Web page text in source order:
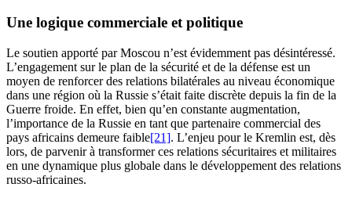
Une logique commerciale et politique
Le soutien apporté par Moscou n’est évidemment pas désintéressé.
L’engagement sur le plan de la sécurité et de la défense est un
moyen de renforcer des relations bilatérales au niveau économique
dans une région où la Russie s’était faite discrète depuis la fin de la
Guerre froide. En effet, bien qu’en constante augmentation,
l’importance de la Russie en tant que partenaire commercial des
pays africains demeure faible[21]. L’enjeu pour le Kremlin est, dès
lors, de parvenir à transformer ces relations sécuritaires et militaires
en une dynamique plus globale dans le développement des relations
russo-africaines.